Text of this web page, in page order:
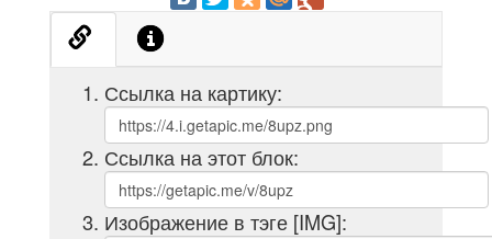
Ссылка на картику:
Ссылка на этот блок:
Изображение в тэге [IMG]: